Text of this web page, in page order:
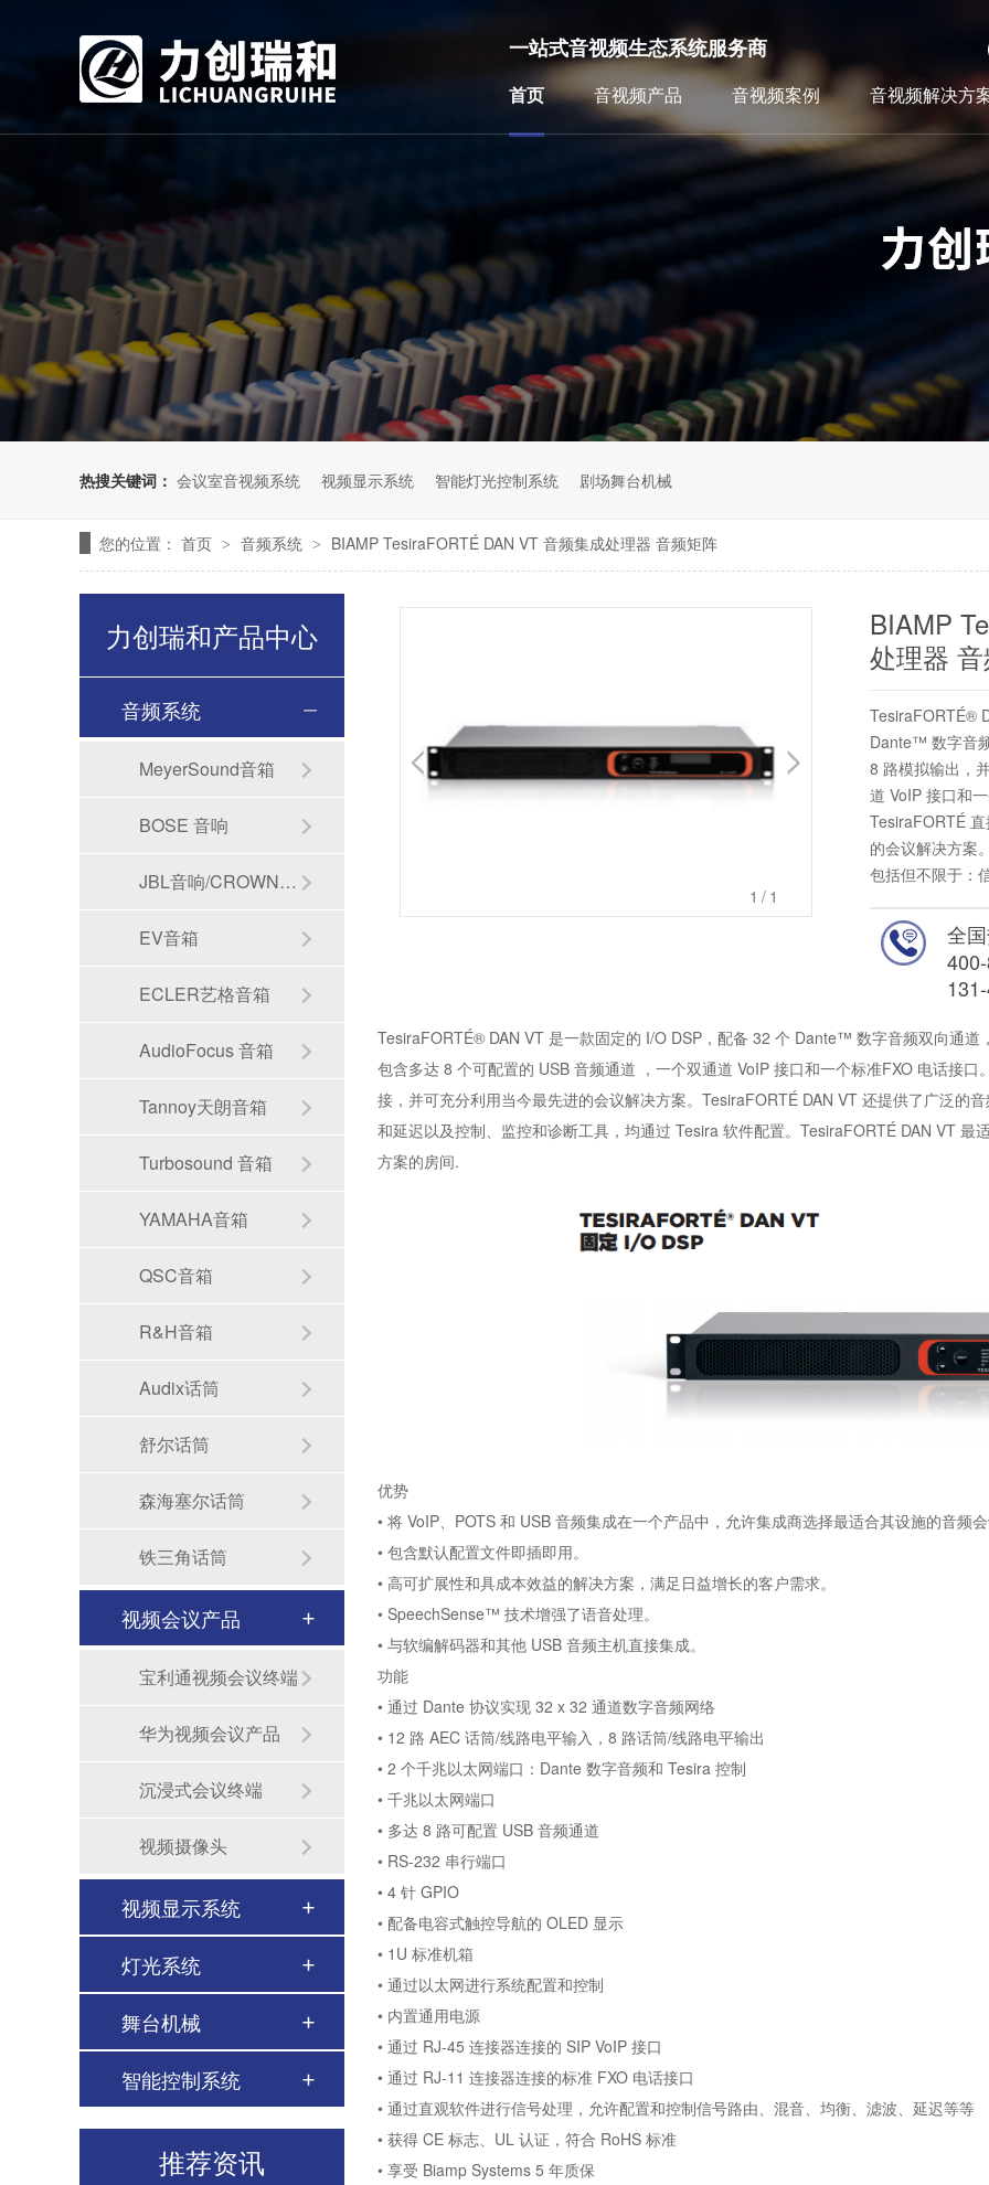
一站式音视频生态系统服务商
首页 音视频产品 音视频案例 音视频解决方
热搜关键词： 会议室音视频系统 视频显示系统 智能灯光控制系统 剧场舞台机械
您的位置： 首页 > 音频系统 > BIAMP TesiraFORTÉ DAN VT 音频集成处理器 音频矩阵
1 /1
BIAMP
处理器
TesiraFORTÉ®
Dante™ 数字音
8 路模拟输出，
道 VoIP 接口和
TesiraFORTÉ
的会议解决方案
包括但不限于：
VT 最适合需要
方案的房间
全
TesiraFORTÉ® DAN VT 是一款固定的 I/O DSP，配备 32 个 Dante™ 数字音频双向通
包含多达 8 个可配置的 USB 音频通道 ，一个双通道 VoIP 接口和一个标准FXO 电话接
接，并可充分利用当今最先进的会议解决方案。TesiraFORTÉ DAN VT 还提供了广泛的
和延迟以及控制、监控和诊断工具，均通过 Tesira 软件配置。TesiraFORTÉ DAN VT 最
方案的房间.
优势
• 将 VoIP、POTS 和 USB 音频集成在一个产品中，允许集成商选择最适合其设施的音频会
• 包含默认配置文件即插即用。
• 高可扩展性和具成本效益的解决方案，满足日益增长的客户需求。
• SpeechSense™ 技术增强了语音处理。
• 与软编解码器和其他 USB 音频主机直接集成。
功能
• 通过 Dante 协议实现 32 x 32 通道数字音频网络
• 12 路 AEC 话筒/线路电平输入，8 路话筒/线路电平输出
• 2 个千兆以太网端口：Dante 数字音频和 Tesira 控制
• 千兆以太网端口
• 多达 8 路可配置 USB 音频通道
• RS-232 串行端口
• 4 针 GPIO
• 配备电容式触控导航的 OLED 显示
• 1U 标准机箱
• 通过以太网进行系统配置和控制
• 内置通用电源
• 通过 RJ-45 连接器连接的 SIP VoIP 接口
• 通过 RJ-11 连接器连接的标准 FXO 电话接口
• 通过直观软件进行信号处理，允许配置和控制信号路由、混音、均衡、滤波、延迟等等
• 获得 CE 标志、UL 认证，符合 RoHS 标准
• 享受 Biamp Systems 5 年质保
力创瑞和产品中心
音频系统
MeyerSound音箱
BOSE 音响
JBL音响/CROWN功放
EV音箱
ECLER艺格音箱
AudioFocus 音箱
Tannoy天朗音箱
Turbosound 音箱
YAMAHA音箱
QSC音箱
R&H音箱
Audix话筒
舒尔话筒
森海塞尔话筒
铁三角话筒
视频会议产品
宝利通视频会议终端
华为视频会议产品
沉浸式会议终端
视频摄像头
视频显示系统
灯光系统
舞台机械
智能控制系统
推荐资讯
无纸化会议室音视频系统解决方案-北京力创瑞和
力创瑞和为中国社会科学院建设音视频系统
ATLONA成功助力比亚迪太阳能上海A3工厂会议室建设